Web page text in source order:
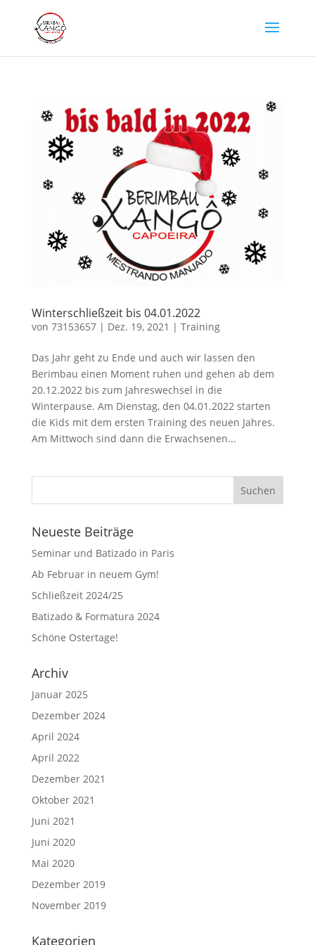
Winterschließzeit bis 04.01.2022
von 73153657| Dez. 19, 2021 | Training
Das Jahr geht zu Ende und auch wir lassen den
Berimbau einen Moment ruhen und gehen ab dem
20.12.2022 bis zum Jahreswechsel in die
Winterpause. Am Dienstag, den 04.01.2022 starten
die Kids mit dem ersten Training des neuen Jahres.
Am Mittwoch sind dann die Erwachsenen...
Neueste Beiträge
Seminar und Batizado in Paris
Ab Februar in neuem Gym!
Schließzeit 2024/25
Batizado & Formatura 2024
Schöne Ostertage!
Archiv
Januar 2025
Dezember 2024
April 2024
April 2022
Dezember 2021
Oktober 2021
Juni 2021
Juni 2020
Mai 2020
Dezember 2019
November 2019
Kategorien